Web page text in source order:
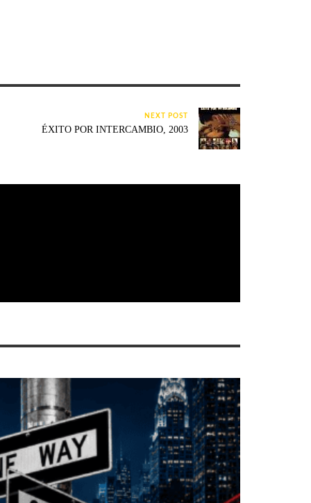
NEXT POST
ÉXITO POR INTERCAMBIO, 2003